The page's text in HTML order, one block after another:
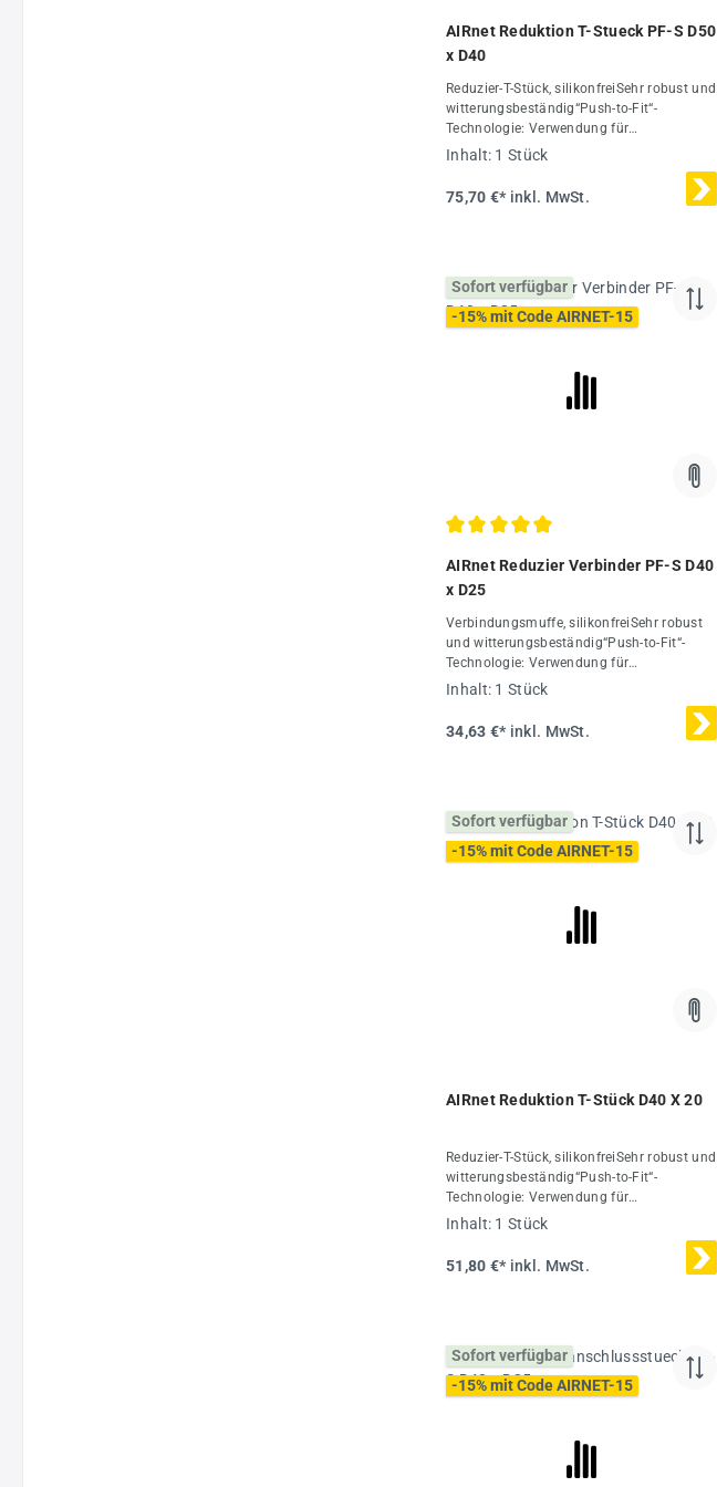
AIRnet Reduktion T-Stueck PF-S D50
x D40
Reduzier-T-Stück, silikonfreiSehr robust und
witterungsbeständig“Push-to-Fit“-
Technologie: Verwendung für
Rohrdurchmesser 20-50 mmKombinierbar
mit Rohren aus Spezial-Alu-LegierungDas
AIRnet Rohrleitungssystem ist für einen
maximalen Betriebsdruck von 16 bar bei
Inhalt: 1 Stück
75,70 €* inkl. MwSt.
Sofort verfügbar
-15% mit Code AIRNET-15
AIRnet Reduzier Verbinder PF-S D40
x D25
Verbindungsmuffe, silikonfreiSehr robust
und witterungsbeständig“Push-to-Fit“-
Technologie: Verwendung für
Rohrdurchmesser 20-50 mmKombinierbar
mit Rohren aus Spezial-Alu-LegierungDas
AIRnet Rohrleitungssystem ist für einen
maximalen Betriebsdruck von 16 bar bei
Inhalt: 1 Stück
34,63 €* inkl. MwSt.
Sofort verfügbar
-15% mit Code AIRNET-15
AIRnet Reduktion T-Stück D40 X 20
Reduzier-T-Stück, silikonfreiSehr robust und
witterungsbeständig“Push-to-Fit“-
Technologie: Verwendung für
Rohrdurchmesser 20-50 mmKombinierbar
mit Rohren aus Spezial-Alu-LegierungDas
AIRnet Rohrleitungssystem ist für einen
maximalen Betriebsdruck von 16 bar bei
Inhalt: 1 Stück
51,80 €* inkl. MwSt.
Sofort verfügbar
-15% mit Code AIRNET-15